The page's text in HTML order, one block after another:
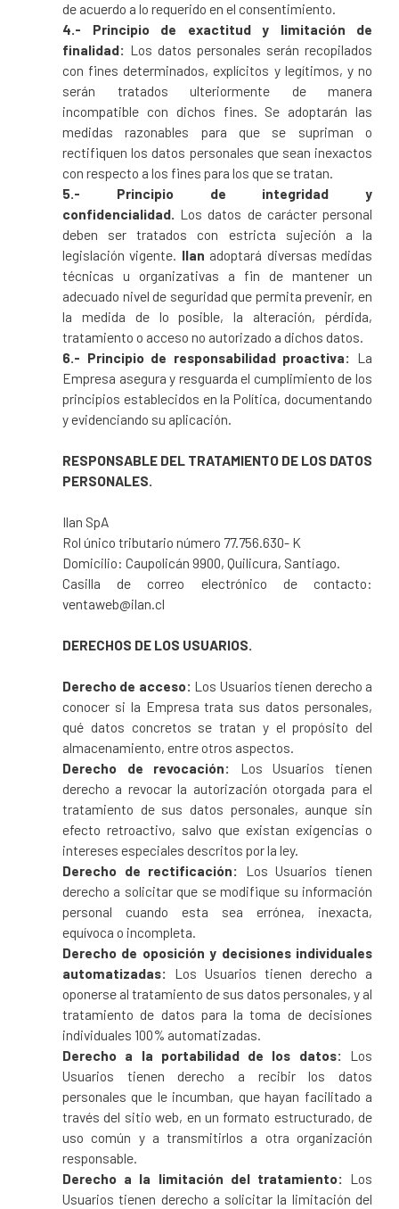
de acuerdo a lo requerido en el consentimiento.
4.- Principio de exactitud y limitación de
finalidad: Los datos personales serán recopilados
con fines determinados, explícitos y legítimos, y no
serán tratados ulteriormente de manera
incompatible con dichos fines. Se adoptarán las
medidas razonables para que se supriman o
rectifiquen los datos personales que sean inexactos
con respecto a los fines para los que se tratan.
5.- Principio de integridad y
confidencialidad. Los datos de carácter personal
deben ser tratados con estricta sujeción a la
legislación vigente. Ilan adoptará diversas medidas
técnicas u organizativas a fin de mantener un
adecuado nivel de seguridad que permita prevenir, en
la medida de lo posible, la alteración, pérdida,
tratamiento o acceso no autorizado a dichos datos.
6.- Principio de responsabilidad proactiva: La
Empresa asegura y resguarda el cumplimiento de los
principios establecidos en la Política, documentando
y evidenciando su aplicación.
RESPONSABLE DEL TRATAMIENTO DE LOS DATOS
PERSONALES.
Ilan SpA
Rol único tributario número 77.756.630- K
Domicilio: Caupolicán 9900, Quilicura, Santiago.
Casilla de correo electrónico de contacto:
ventaweb@ilan.cl
DERECHOS DE LOS USUARIOS.
Derecho de acceso: Los Usuarios tienen derecho a
conocer si la Empresa trata sus datos personales,
qué datos concretos se tratan y el propósito del
almacenamiento, entre otros aspectos.
Derecho de revocación:
Los Usuarios tienen
derecho a revocar la autorización otorgada para el
tratamiento de sus datos personales, aunque sin
efecto retroactivo, salvo que existan exigencias o
intereses especiales descritos por la ley.
Derecho de rectificación:
Los Usuarios tienen
derecho a solicitar que se modifique su información
personal cuando esta sea errónea, inexacta,
equívoca o incompleta.
Derecho de oposición y decisiones individuales
automatizadas:
Los Usuarios tienen derecho a
oponerse al tratamiento de sus datos personales, y al
tratamiento de datos para la toma de decisiones
individuales 100% automatizadas.
Derecho a la portabilidad de los datos: Los
Usuarios tienen derecho a recibir los datos
personales que le incumban, que hayan facilitado a
través del sitio web, en un formato estructurado, de
uso común y a transmitirlos a otra organización
responsable.
Derecho a la limitación del tratamiento: Los
Usuarios tienen derecho a solicitar la limitación del